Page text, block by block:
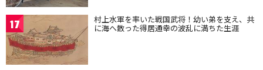
17 村上水軍を率いた戦国武将！幼い弟を支え、共
に海へ散った得居通幸の波乱に満ちた生涯